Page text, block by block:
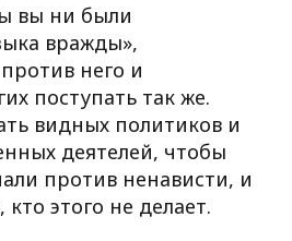
вы ни были
вражды»,
него и
поступать так же.
видных политиков и
деятелей, чтобы
против ненависти, и
кто этого не делает.